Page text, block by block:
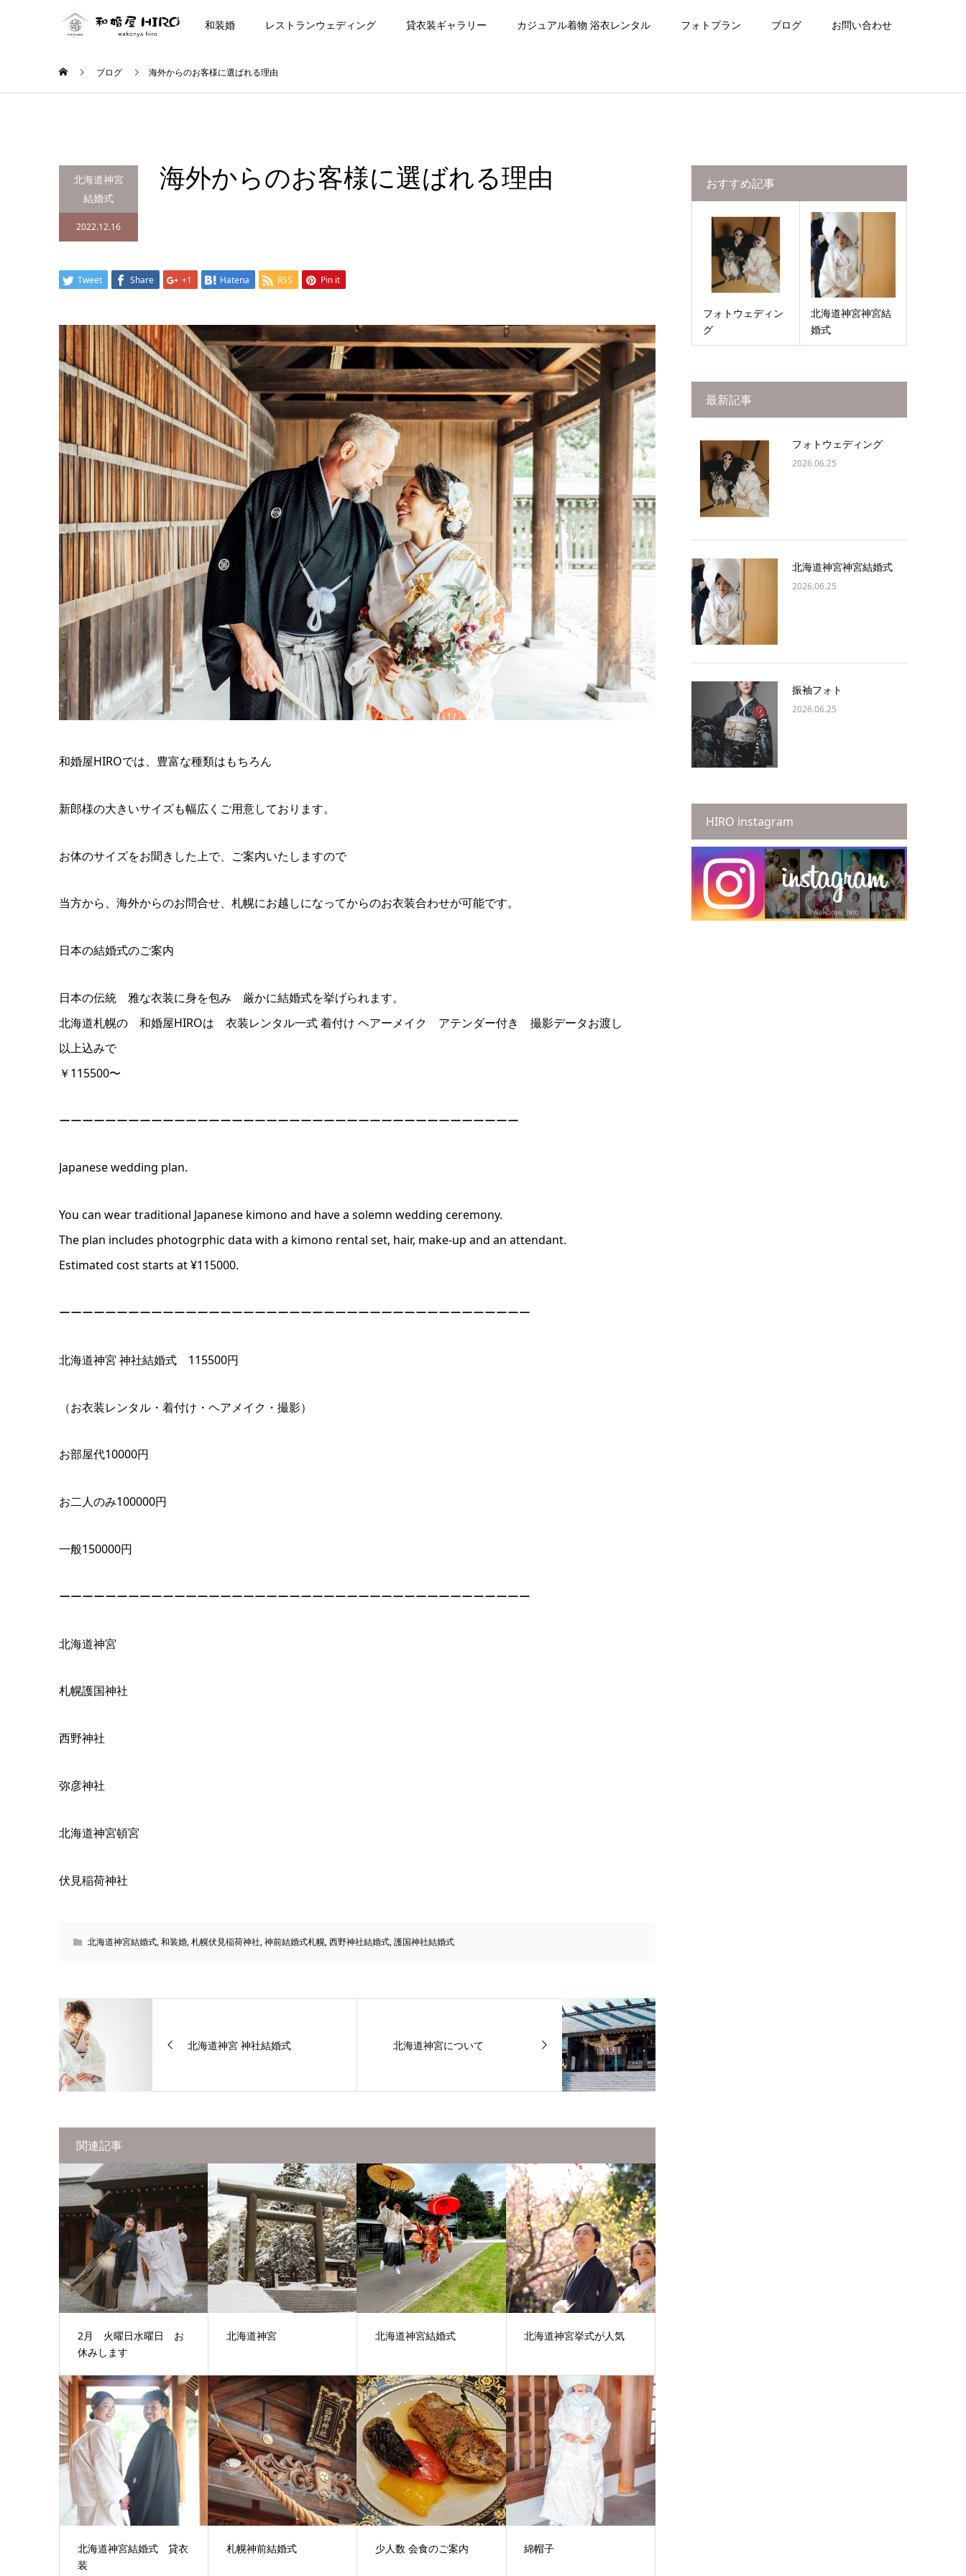
和装婚 レストランウェディング 貸衣装ギャラリー カジュアル着物 浴衣レンタル フォトプラン ブログ お問い合わせ
ブログ 海外からのお客様に選ばれる理由
北海道神宮
結婚式
2022.12.16
海外からのお客様に選ばれる理由
Tweet Share +1 Hatena RSS Pin it
和婚屋HIROでは、豊富な種類はもちろん
新郎様の大きいサイズも幅広くご用意しております。
お体のサイズをお聞きした上で、ご案内いたしますので
当方から、海外からのお問合せ、札幌にお越しになってからのお衣装合わせが可能です。
日本の結婚式のご案内
日本の伝統 雅な衣装に身を包み 厳かに結婚式を挙げられます。
北海道札幌の 和婚屋HIROは 衣装レンタル一式 着付け ヘアーメイク アテンダー付き 撮影データお渡し
以上込みで
￥115500〜
ーーーーーーーーーーーーーーーーーーーーーーーーーーーーーーーーーーーーーーーー
Japanese wedding plan.
You can wear traditional Japanese kimono and have a solemn wedding ceremony.
The plan includes photogrphic data with a kimono rental set, hair, make-up and an attendant.
Estimated cost starts at ¥115000.
ーーーーーーーーーーーーーーーーーーーーーーーーーーーーーーーーーーーーーーーーー
北海道神宮 神社結婚式 115500円
（お衣装レンタル・着付け・ヘアメイク・撮影）
お部屋代10000円
お二人のみ100000円
一般150000円
ーーーーーーーーーーーーーーーーーーーーーーーーーーーーーーーーーーーーーーーーー
北海道神宮
札幌護国神社
西野神社
弥彦神社
北海道神宮頓宮
伏見稲荷神社
北海道神宮結婚式,和装婚,札幌伏見稲荷神社,神前結婚式札幌,西野神社結婚式,護国神社結婚式
北海道神宮 神社結婚式 北海道神宮について
関連記事
2月 火曜日水曜日 お
休みします
北海道神宮 北海道神宮結婚式 北海道神宮挙式が人気
北海道神宮結婚式 貸衣
装
札幌神前結婚式 少人数 会食のご案内 綿帽子
おすすめ記事
フォトウェディン
グ
北海道神宮神宮結
婚式
最新記事
フォトウェディング
2026.06.25
北海道神宮神宮結婚式
2026.06.25
振袖フォト
2026.06.25
HIRO instagram